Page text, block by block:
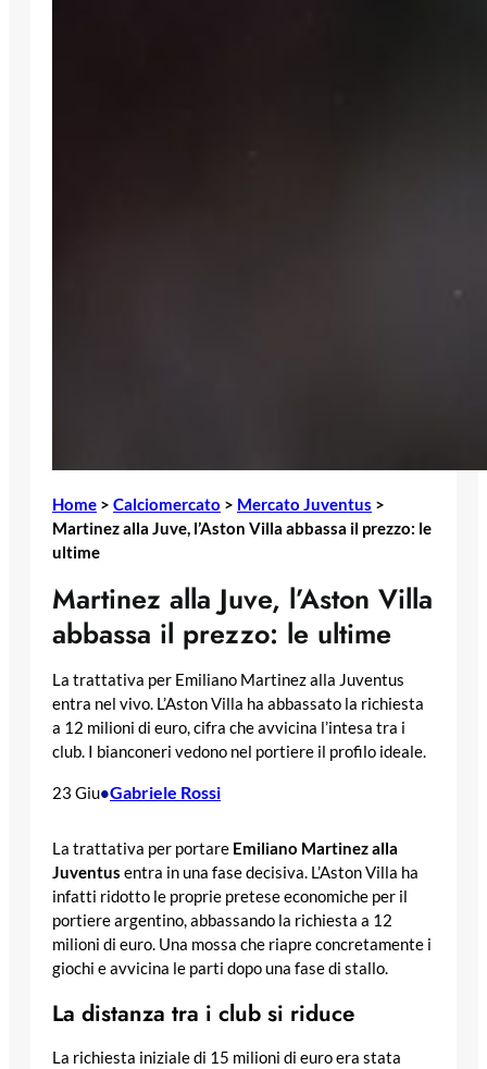
Home > Calciomercato > Mercato Juventus >
Martinez alla Juve, l’Aston Villa abbassa il prezzo: le
ultime
Martinez alla Juve, l’Aston Villa
abbassa il prezzo: le ultime
La trattativa per Emiliano Martinez alla Juventus
entra nel vivo. L’Aston Villa ha abbassato la richiesta
a 12 milioni di euro, cifra che avvicina l’intesa tra i
club. I bianconeri vedono nel portiere il profilo ideale.
23 Giu•Gabriele Rossi
La trattativa per portare Emiliano Martinez alla
Juventus entra in una fase decisiva. L’Aston Villa ha
infatti ridotto le proprie pretese economiche per il
portiere argentino, abbassando la richiesta a 12
milioni di euro. Una mossa che riapre concretamente i
giochi e avvicina le parti dopo una fase di stallo.
La distanza tra i club si riduce
La richiesta iniziale di 15 milioni di euro era stata